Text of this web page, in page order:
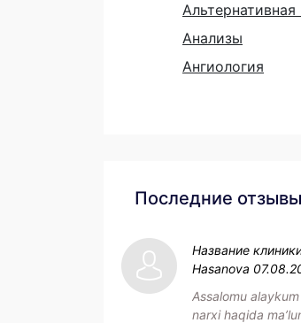
Анализы
Ангиология
Последние
Название
Hasanova
Assalomu
narxi haqida